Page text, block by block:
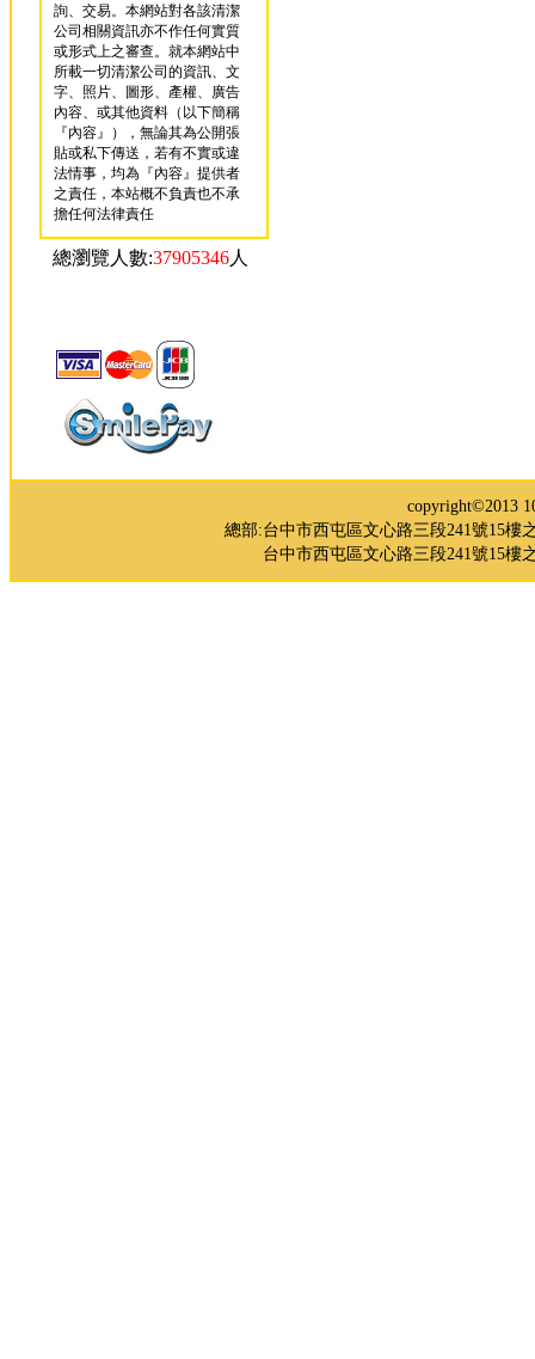
詢、交易。本網站對各該清潔
公司相關資訊亦不作任何實質
或形式上之審查。就本網站中
所載一切清潔公司的資訊、文
字、照片、圖形、產權、廣告
內容、或其他資料（以下簡稱
『內容』），無論其為公開張
貼或私下傳送，若有不實或違
法情事，均為『內容』提供者
之責任，本站概不負責也不承
擔任何法律責任
總瀏覽人數:37905346人
總部:台中市西屯區文心路三段241號15
台中市西屯區文心路三段241號15